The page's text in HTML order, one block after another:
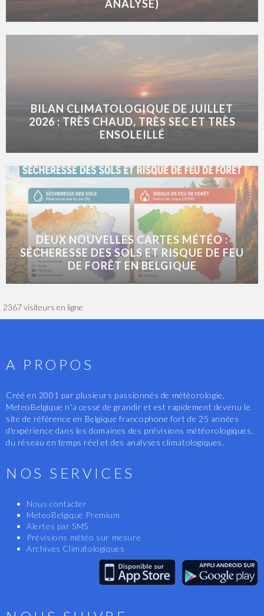
ANALYSE)
BILAN CLIMATOLOGIQUE DE JUILLET
2026 : TRÈS CHAUD, TRÈS SEC ET TRÈS
ENSOLEILLÉ
DEUX NOUVELLES CARTES MÉTÉO :
SÉCHERESSE DES SOLS ET RISQUE DE FEU
DE FORÊT EN BELGIQUE
2367 visiteurs en ligne
A PROPOS
Créé en 2001 par plusieurs passionnés de météorologie,
MeteoBelgique n'a cessé de grandir et est rapidement devenu le
site de référence en Belgique francophone fort de 25 années
d'expérience dans les domaines des prévisions météorologiques,
du réseau en temps réel et des analyses climatologiques.
NOS SERVICES
Nous contacter
MeteoBelgique Premium
Alertes par SMS
Prévisions météo sur mesure
Archives Climatologiques